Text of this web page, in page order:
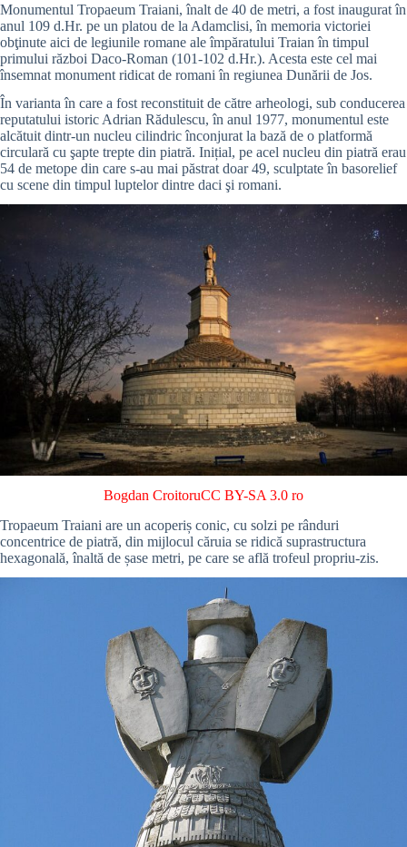
Monumentul Tropaeum Traiani, înalt de 40 de metri, a fost inaugurat în
anul 109 d.Hr. pe un platou de la Adamclisi, în memoria victoriei
obţinute aici de legiunile romane ale împăratului Traian în timpul
primului război Daco-Roman (101-102 d.Hr.). Acesta este cel mai
însemnat monument ridicat de romani în regiunea Dunării de Jos.
În varianta în care a fost reconstituit de către arheologi, sub conducerea
reputatului istoric Adrian Rădulescu, în anul 1977, monumentul este
alcătuit dintr-un nucleu cilindric înconjurat la bază de o platformă
circulară cu şapte trepte din piatră. Inițial, pe acel nucleu din piatră erau
54 de metope din care s-au mai păstrat doar 49, sculptate în basorelief
cu scene din timpul luptelor dintre daci şi romani.
Bogdan CroitoruCC BY-SA 3.0 ro
Tropaeum Traiani are un acoperiș conic, cu solzi pe rânduri
concentrice de piatră, din mijlocul căruia se ridică suprastructura
hexagonală, înaltă de șase metri, pe care se află trofeul propriu-zis.